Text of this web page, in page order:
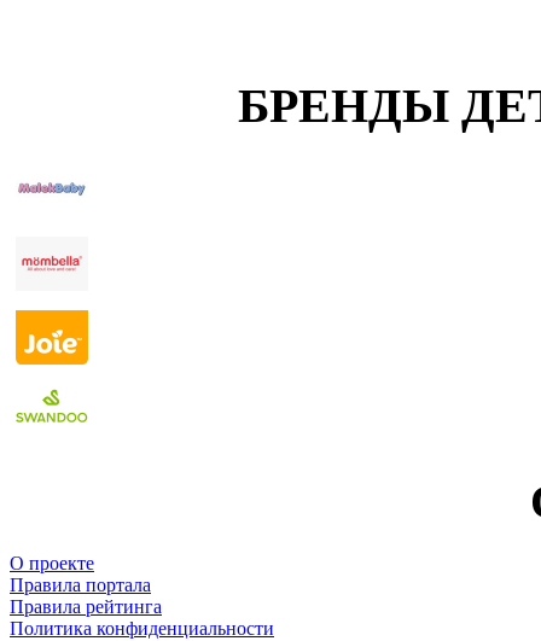
БРЕНДЫ
О проекте
Правила портала
Правила рейтинга
Политика конфиденциальности